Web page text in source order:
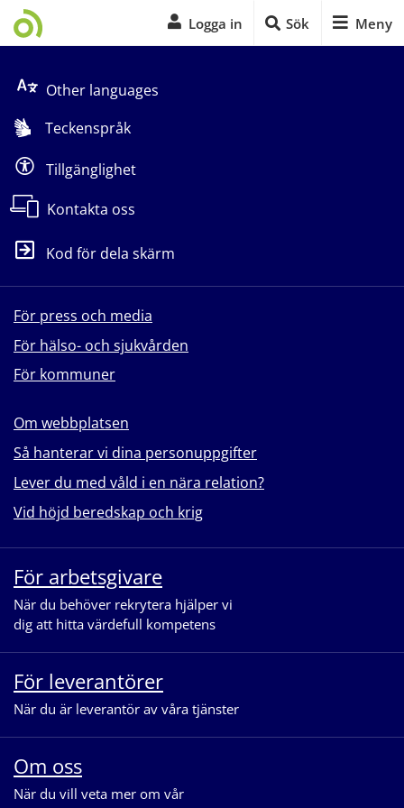
Logga in Sök Meny
Other languages
Teckenspråk
Tillgänglighet
Kontakta oss
Kod för dela skärm
För press och media
För hälso- och sjukvården
För kommuner
Om webbplatsen
Så hanterar vi dina personuppgifter
Lever du med våld i en nära relation?
Vid höjd beredskap och krig
För arbetsgivare
När du behöver rekrytera hjälper vi
dig att hitta värdefull kompetens
För leverantörer
När du är leverantör av våra tjänster
Om oss
När du vill veta mer om vår